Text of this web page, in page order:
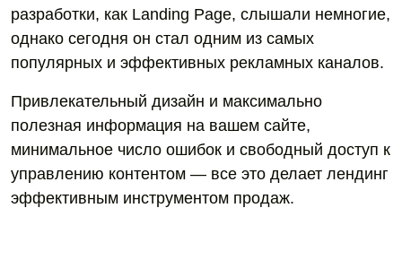
разработки, как Landing Page, слышали немногие,
однако сегодня он стал одним из самых
популярных и эффективных рекламных каналов.
Привлекательный дизайн и максимально
полезная информация на вашем сайте,
минимальное число ошибок и свободный доступ к
управлению контентом — все это делает лендинг
эффективным инструментом продаж.